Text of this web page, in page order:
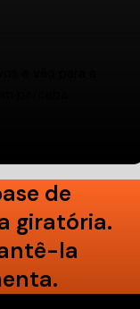
de
giratória.
la